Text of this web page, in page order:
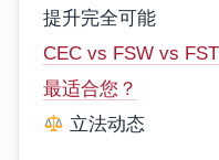
提升完全可能
CEC vs FSW vs
最适合您？
立法动态